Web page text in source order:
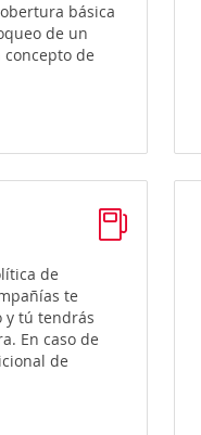
básica
de un
de
de
te
y tú tendrás
En caso de
de